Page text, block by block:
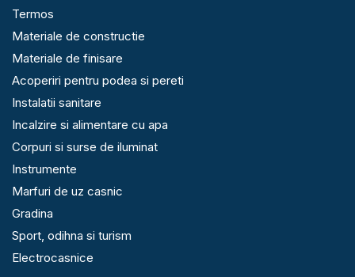
Termos
Materiale de constructie
Materiale de finisare
Acoperiri pentru podea si pereti
Instalatii sanitare
Incalzire si alimentare cu apa
Corpuri si surse de iluminat
Instrumente
Marfuri de uz casnic
Gradina
Sport, odihna si turism
Electrocasnice